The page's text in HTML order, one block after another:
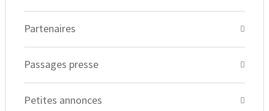
Partenaires
Passages presse
Petites annonces